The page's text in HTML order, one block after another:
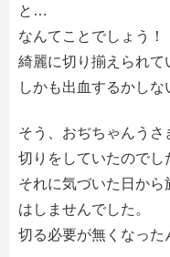
と…
なんてことでしょう！
綺麗に切り揃えられて
しかも出血するかしな
そう、おぢちゃんう
切りをしていたのでし
それに気づいた日から
はしませんでした。
切る必要が無くなった